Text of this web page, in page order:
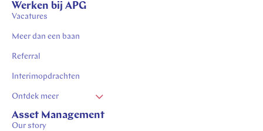
Werken bij APG
Vacatures
Meer dan een baan
Referral
Interimopdrachten
Ontdek meer
Vacatures Zuid Limburg
Stages in Zuid-Limburg
Asset Management
Our story